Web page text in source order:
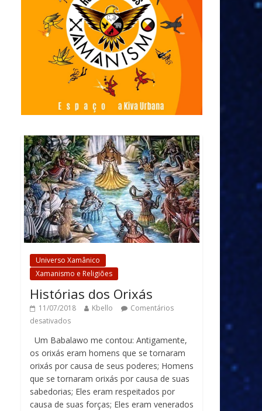
Universo Xamânico
Xamanismo e Religiões
Histórias dos Orixás
11/07/2018 Kbello
Comentários
desativados
Um Babalawo me contou: Antigamente,
os orixás eram homens que se tornaram
orixás por causa de seus poderes; Homens
que se tornaram orixás por causa de suas
sabedorias; Eles eram respeitados por
causa de suas forças; Eles eram venerados